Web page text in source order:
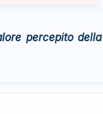
percepito della